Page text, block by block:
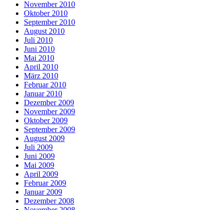
November 2010
Oktober 2010
September 2010
August 2010
Juli 2010
Juni 2010
Mai 2010
April 2010
März 2010
Februar 2010
Januar 2010
Dezember 2009
November 2009
Oktober 2009
September 2009
August 2009
Juli 2009
Juni 2009
Mai 2009
April 2009
Februar 2009
Januar 2009
Dezember 2008